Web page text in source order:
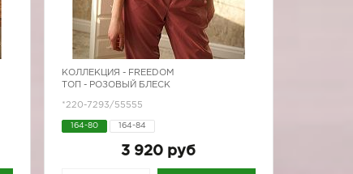
КОЛЛЕКЦИЯ - FREEDOM
ТОП - РОЗОВЫЙ БЛЕСК
*220-7293/55555
164-80 164-84
3 920 руб